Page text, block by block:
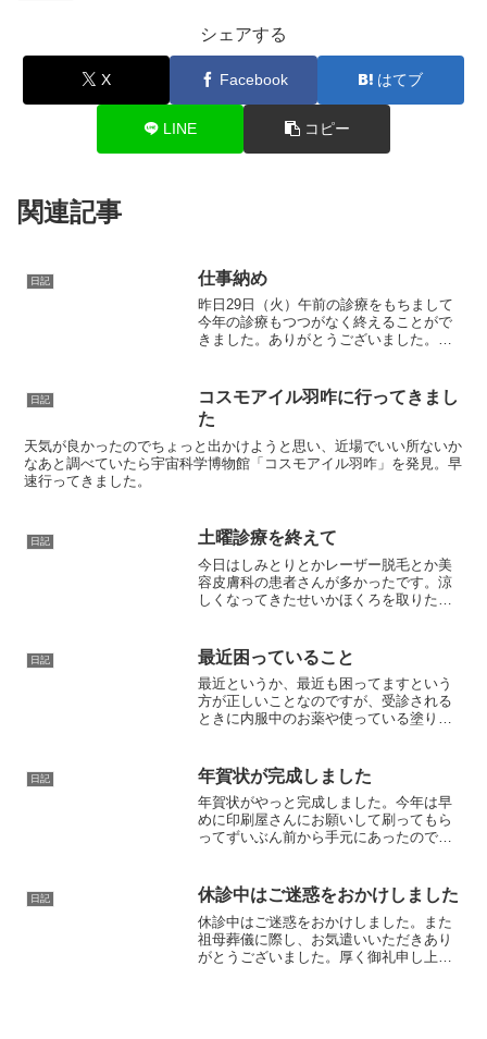
シェアする
X Facebook はてブ
LINE コピー
関連記事
日記 仕事納め
昨日29日（火）午前の診療をもちまして
今年の診療もつつがなく終えることがで
きました。ありがとうございました。午
ました。今日から暫くお休みをいただき
ます。まずは家の大掃除...
日記
コスモアイル羽咋に行ってきまし
た
天気が良かったのでちょっと出かけようと思い、近場でいい所ないか
なあと調べていたら宇宙科学博物館「コスモアイル羽咋」を発見。早
速行ってきました。
日記 土曜診療を終えて
今日はしみとりとかレーザー脱毛とか美
容皮膚科の患者さんが多かったです。涼
しくなってきたせいかほくろを取りたい
てきてますね。ダウンタイムがある治療
をしても夏場ほど汗や紫外...
日記 最近困っていること
最近というか、最近も困ってますという
方が正しいことなのですが、受診される
ときに内服中のお薬や使っている塗り薬
してお薬の名前を覚えておられない方が
ほとんどなこと。やはりま...
日記 年賀状が完成しました
年賀状がやっと完成しました。今年は早
めに印刷屋さんにお願いして刷ってもら
ってずいぶん前から手元にあったのです
す(^^;)
日記 休診中はご迷惑をおかけしました
休診中はご迷惑をおかけしました。また
祖母葬儀に際し、お気遣いいただきあり
がとうございました。厚く御礼申し上げ